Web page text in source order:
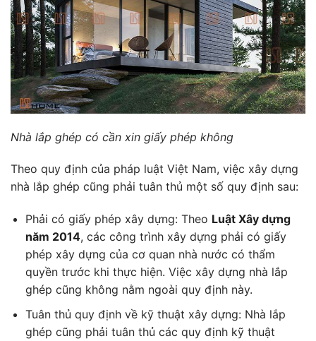
Nhà lắp ghép có cần xin giấy phép không
Theo quy định của pháp luật Việt Nam, việc xây dựng
nhà lắp ghép cũng phải tuân thủ một số quy định sau:
Phải có giấy phép xây dựng: Theo Luật Xây dựng
năm 2014, các công trình xây dựng phải có giấy
phép xây dựng của cơ quan nhà nước có thẩm
quyền trước khi thực hiện. Việc xây dựng nhà lắp
ghép cũng không nằm ngoài quy định này.
Tuân thủ quy định về kỹ thuật xây dựng: Nhà lắp
ghép cũng phải tuân thủ các quy định kỹ thuật